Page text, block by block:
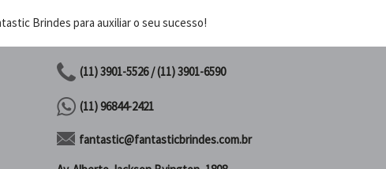
Brindes para auxiliar o seu sucesso!
(11) 3901-5526 / (11) 3901-6590
(11) 96844-2421
fantastic@fantasticbrindes.com.br